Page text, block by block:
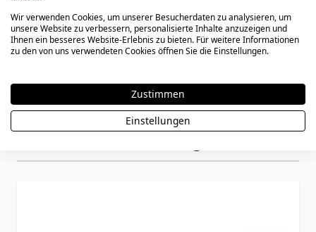
Umtausch, einer Retoure oder Rückerstattung
ausgeschlossen. Bitte prüfen Sie die
Armbandlänge vor der Bestellung sorgfältig.
Wir verwenden Cookies, um unserer Besucherdaten zu analysieren, um
unsere Website zu verbessern, personalisierte Inhalte anzuzeigen und
Ihnen ein besseres Website-Erlebnis zu bieten. Für weitere Informationen
zu den von uns verwendeten Cookies öffnen Sie die Einstellungen.
Zustimmen
Einstellungen